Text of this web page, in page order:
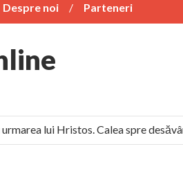
Despre noi Parteneri
lui Hristos. Calea spre
înjură din nou poporul român: